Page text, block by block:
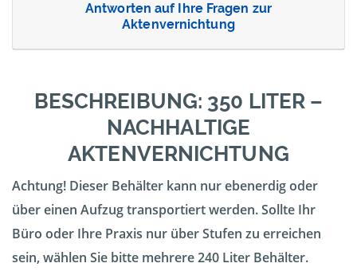
Antworten auf Ihre Fragen zur
Aktenvernichtung
BESCHREIBUNG: 350 LITER –
NACHHALTIGE
AKTENVERNICHTUNG
Achtung! Dieser Behälter kann nur ebenerdig oder
über einen Aufzug transportiert werden. Sollte Ihr
Büro oder Ihre Praxis nur über Stufen zu erreichen
sein, wählen Sie bitte mehrere 240 Liter Behälter.